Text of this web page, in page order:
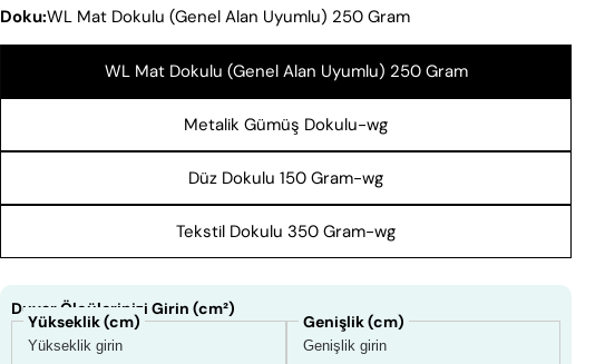
Doku:WL Mat Dokulu (Genel Alan Uyumlu) 250 Gram
WL Mat Dokulu (Genel Alan Uyumlu) 250 Gram
Metalik Gümüş Dokulu-wg
Düz Dokulu 150 Gram-wg
Tekstil Dokulu 350 Gram-wg
Duvar Ölçülerinizi Girin (cm²)
Yükseklik (cm) Genişlik (cm)
SORU GÖNDER